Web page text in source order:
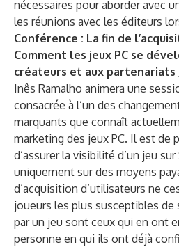
nécessaires pour aborder avec
les réunions avec les éditeurs
Conférence : La fin de
Comment les jeux PC se
créateurs et aux partenariats
Inês Ramalho animera une
consacrée à l’un des
marquants que connaît
marketing des jeux PC. Il est de
d’assurer la visibilité d’un jeu
uniquement sur des moyens
d’acquisition d’utilisateurs ne
joueurs les plus susceptibles de
par un jeu sont ceux qui en ont
personne en qui ils ont déjà